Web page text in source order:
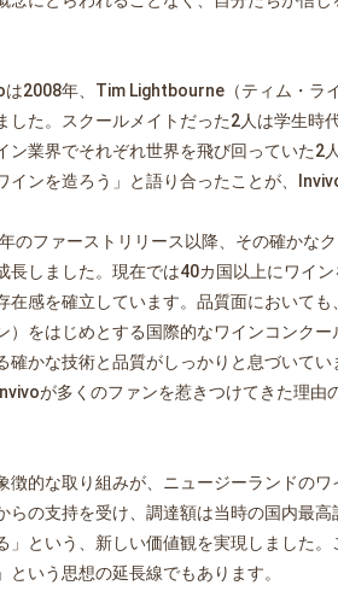
お買い物を続ける
は2008年、Tim Lightbourne（ティム・ラ
した。スクールメイトだった2人は学生
ン業界でそれぞれ世界を飛び回っていた2
インを造ろう」と語り合ったことが、
のファーストリリース以降、その確かな
長しました。現在では40カ国以上にワイ
在感を確立しています。品質面において
）をはじめとする国際的なワインコンク
確かな技術と品質がしっかりと息づいて
が多くのファンを惹きつけてきた理由
徴的な取り組みが、ニュージーランドの
らの支持を受け、調達額は当時の国内最
」という、新しい価値観を実現しました
という思想の延長線でもあります。